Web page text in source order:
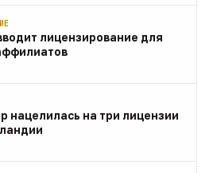
лицензирование для
нацелилась на три лицензии